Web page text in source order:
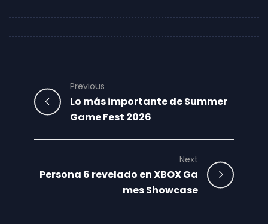
Previous
Lo más importante de Summer
Game Fest 2026
Next
Persona 6 revelado en XBOX Ga
mes Showcase